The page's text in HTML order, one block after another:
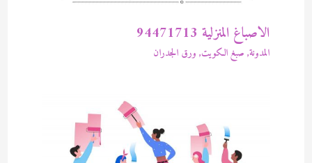
الاصباغ المنزلية 94471713
المدونة, صبغ الكويت, ورق الجدران